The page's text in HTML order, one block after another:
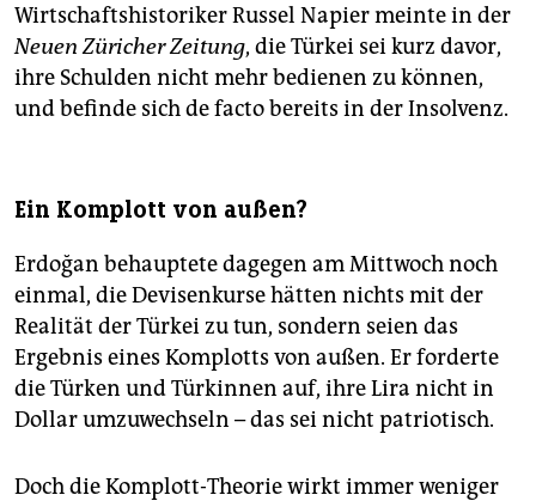
Wirtschaftshistoriker Russel Napier meinte in der
Neuen Züricher Zeitung, die Türkei sei kurz davor,
ihre Schulden nicht mehr bedienen zu können,
und befinde sich de facto bereits in der Insolvenz.
Ein Komplott von außen?
Erdoğan behauptete dagegen am Mittwoch noch
einmal, die Devisenkurse hätten nichts mit der
Realität der Türkei zu tun, sondern seien das
Ergebnis eines Komplotts von außen. Er forderte
die Türken und Türkinnen auf, ihre Lira nicht in
Dollar umzuwechseln – das sei nicht patriotisch.
Doch die Komplott-Theorie wirkt immer weniger